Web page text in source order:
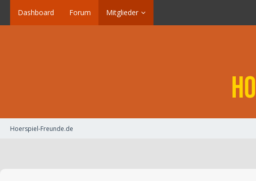
Dashboard Forum Mitglieder
Hoerspiel-Freunde.de